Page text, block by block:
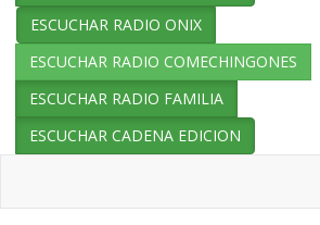
ESCUCHAR RADIO ONIX
ESCUCHAR RADIO COMECHINGONES
ESCUCHAR RADIO FAMILIA
ESCUCHAR CADENA EDICION